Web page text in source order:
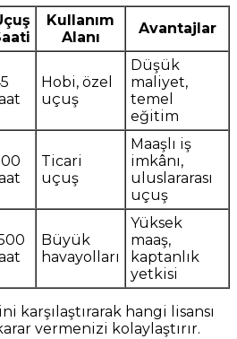
Kullanım
Alanı
Avantajlar
Hobi, özel
uçuş
Düşük
maliyet,
temel
eğitim
Ticari
uçuş
Maaşlı iş
imkânı,
uluslararası
uçuş
Büyük
havayolları
Yüksek
maaş,
kaptanlık
yetkisi
karşılaştırarak hangi lisansı
vermenizi kolaylaştırır.